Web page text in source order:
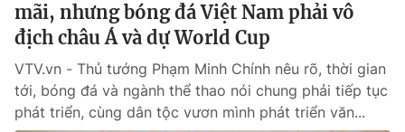
mãi, nhưng bóng đá Việt Nam phải vô
địch châu Á và dự World Cup
VTV.vn - Thủ tướng Phạm Minh Chính nêu rõ, thời gian
tới, bóng đá và ngành thể thao nói chung phải tiếp tục
phát triển, cùng dân tộc vươn mình phát triển văn...